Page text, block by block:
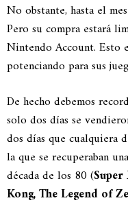
No obstante, hasta el
Pero su compra estará
Nintendo Account. Esto
potenciando para sus
De hecho debemos
solo dos días se
dos días que cualquiera
la que se recuperaban
década de los 80 (
Kong, The Legend of